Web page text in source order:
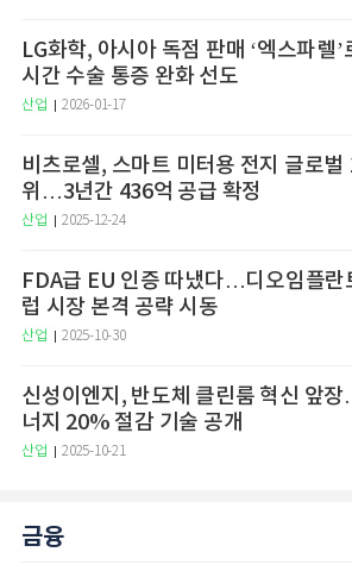
LG화학, 아시아 독점 판매 ‘엑스파렐’
시간 수술 통증 완화 선도
산업 2026-01-17
비츠로셀, 스마트 미터용 전지 글로벌
위…3년간 436억 공급 확정
산업 2025-12-24
FDA급 EU 인증 따냈다…디오임플란
럽 시장 본격 공략 시동
산업 2025-10-30
신성이엔지, 반도체 클린룸 혁신 앞
너지 20% 절감 기술 공개
산업 2025-10-21
금융